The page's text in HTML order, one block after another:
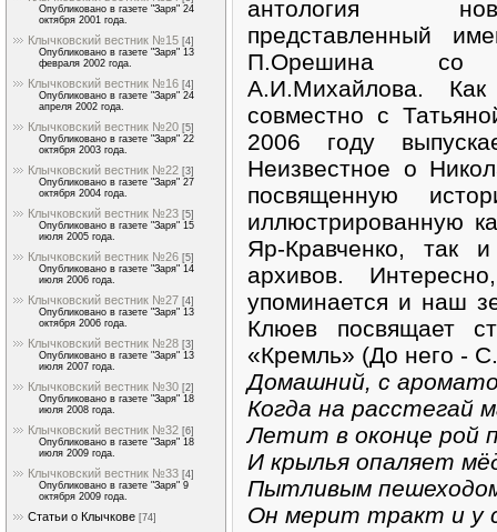
Опубликовано в газете "Заря" 24
октября 2001 года.
Клычковский вестник №15 [4]
Опубликовано в газете "Заря" 13
февраля 2002 года.
Клычковский вестник №16 [4]
Опубликовано в газете "Заря" 24
апреля 2002 года.
Клычковский вестник №20 [5]
Опубликовано в газете "Заря" 22
октября 2003 года.
Клычковский вестник №22 [3]
Опубликовано в газете "Заря" 27
октября 2004 года.
Клычковский вестник №23 [5]
Опубликовано в газете "Заря" 15
июля 2005 года.
Клычковский вестник №26 [5]
Опубликовано в газете "Заря" 14
июля 2006 года.
Клычковский вестник №27 [4]
Опубликовано в газете "Заря" 13
октября 2006 года.
Клычковский вестник №28 [3]
Опубликовано в газете "Заря" 13
июля 2007 года.
Клычковский вестник №30 [2]
Опубликовано в газете "Заря" 18
июля 2008 года.
Клычковский вестник №32 [6]
Опубликовано в газете "Заря" 18
июля 2009 года.
Клычковский вестник №33 [4]
Опубликовано в газете "Заря" 9
октября 2009 года.
Статьи о Клычкове [74]
антология
представленный
П.Орешина со
А.И.Михайлова.
совместно с
2006 году
Неизвестное о
посвященную
иллюстрированную
Яр-Кравченко, так
архивов.
упоминается и наш
Клюев посвящает
«Кремль» (До него -
Домашний, с
Когда на расстегай
Летит в оконце рой
И крылья опаляет
Пытливым
Он мерит тракт и у